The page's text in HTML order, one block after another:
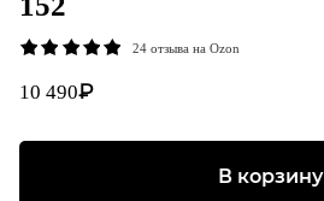
24 отзыва на Ozon
10 490₽
В корзину